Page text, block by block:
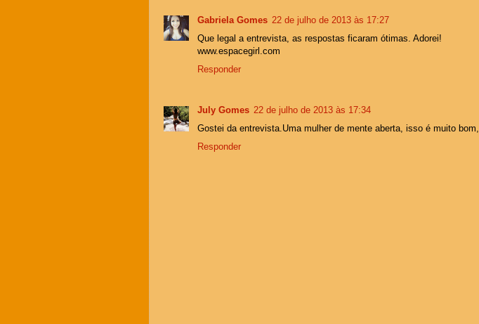
Gabriela Gomes 22 de julho de 2013 às 17:27
Que legal a entrevista, as respostas ficaram ótimas. Adorei!
www.espacegirl.com
Responder
July Gomes 22 de julho de 2013 às 17:34
Gostei da entrevista.Uma mulher de mente aberta, isso é muito
Responder